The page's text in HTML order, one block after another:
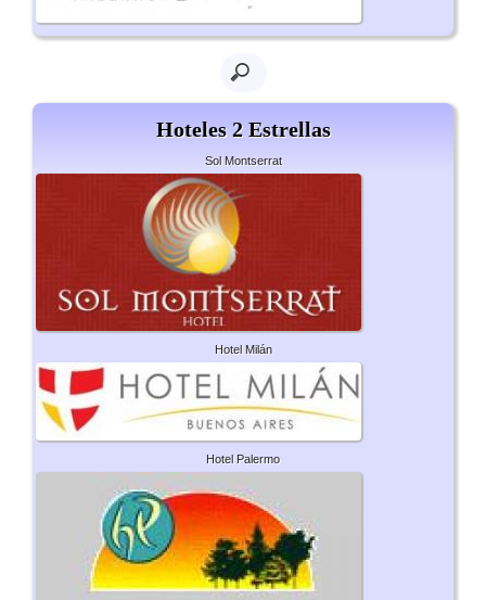
Hoteles 2 Estrellas
Sol Montserrat
Hotel Milán
Hotel Palermo